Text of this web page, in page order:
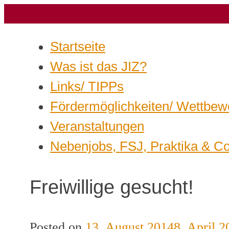
Startseite
Was ist das JIZ?
Links/ TIPPs
Fördermöglichkeiten/
Veranstaltungen
Nebenjobs, FSJ, Praktika &
Freiwillige gesucht!